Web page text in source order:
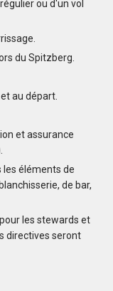
ou d'un vol
du Spitzberg.
au départ.
et assurance
les éléments de
de bar,
les stewards et
directives seront